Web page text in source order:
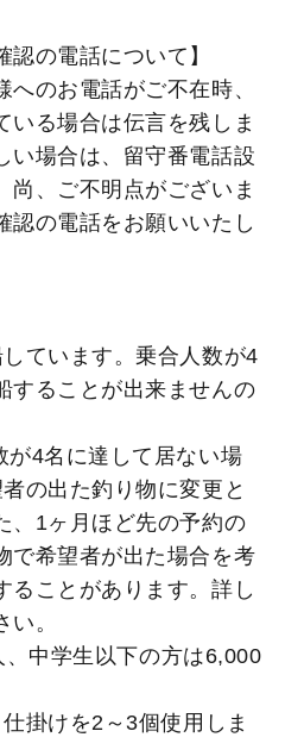
認の電話について】
へのお電話がご不在時、
いる場合は伝言を残しま
い場合は、留守番電話設
尚、ご不明点がございま
認の電話をお願いいたし
ています。乗合人数が4
することが出来ませんの
4名に達して居ない場
の出た釣り物に変更と
、1ヶ月ほど先の予約の
で希望者が出た場合を考
ることがあります。詳し
。
中学生以下の方は6,000
掛けを2～3個使用しま